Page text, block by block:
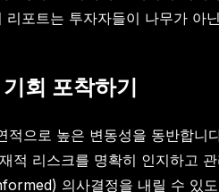
리포트는 투자자들이 나무가
회 포착하기
으로 높은 변동성을 동반합
적 리스크를 명확히 인지하고
의사결정을 내릴 수 있